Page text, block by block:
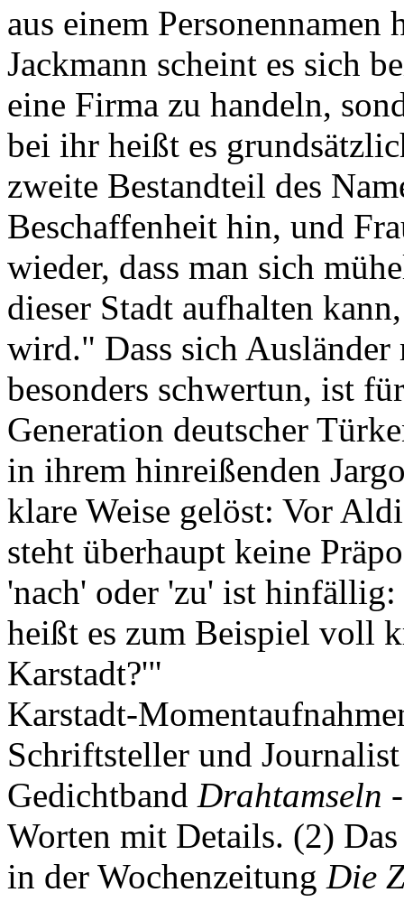
aus einem
Jackmann scheint es sich
eine Firma zu handeln,
bei ihr heißt es
zweite Bestandteil des
Beschaffenheit hin, und
wieder, dass man sich
dieser Stadt aufhalten
wird." Dass sich
besonders schwertun, ist
Generation deutscher
in ihrem hinreißenden
klare Weise gelöst: Vor
steht überhaupt keine
'nach' oder 'zu' ist
heißt es zum Beispiel voll
Karstadt?'"
Karstadt-
Schriftsteller und
Gedichtband Drahtamseln
Worten mit Details. (2)
in der Wochenzeitung Die